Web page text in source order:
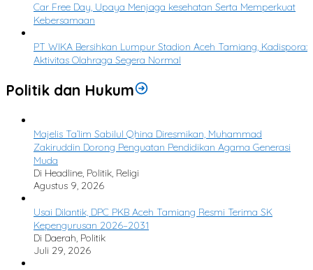
Car Free Day, Upaya Menjaga kesehatan Serta Memperkuat
Kebersamaan
PT WIKA Bersihkan Lumpur Stadion Aceh Tamiang, Kadispora:
Aktivitas Olahraga Segera Normal
Politik dan Hukum
Majelis Ta’lim Sabilul Qhina Diresmikan, Muhammad
Zakiruddin Dorong Penguatan Pendidikan Agama Generasi
Muda
Di Headline, Politik, Religi
Agustus 9, 2026
Usai Dilantik, DPC PKB Aceh Tamiang Resmi Terima SK
Kepengurusan 2026–2031
Di Daerah, Politik
Juli 29, 2026